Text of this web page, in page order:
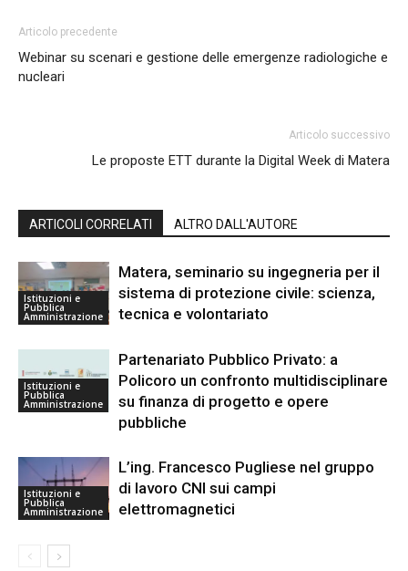
Articolo precedente
Webinar su scenari e gestione delle emergenze radiologiche e
nucleari
Articolo successivo
Le proposte ETT durante la Digital Week di Matera
ARTICOLI CORRELATI ALTRO DALL'AUTORE
Istituzioni e
Pubblica
Amministrazione
Matera, seminario su ingegneria per il
sistema di protezione civile: scienza,
tecnica e volontariato
Istituzioni e
Pubblica
Amministrazione
Partenariato Pubblico Privato: a
Policoro un confronto multidisciplinare
su finanza di progetto e opere
pubbliche
Istituzioni e
Pubblica
Amministrazione
L’ing. Francesco Pugliese nel gruppo
di lavoro CNI sui campi
elettromagnetici